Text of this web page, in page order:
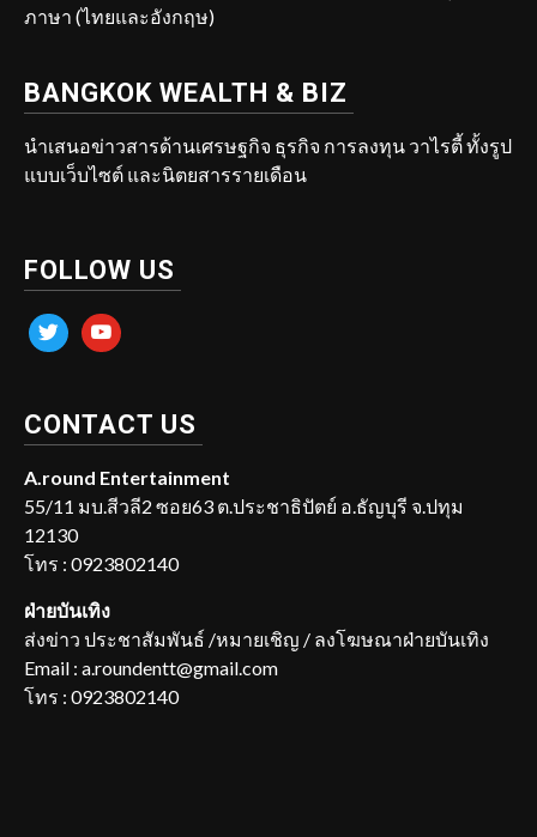
ภาษา (ไทยและอังกฤษ)
BANGKOK WEALTH & BIZ
นำเสนอข่าวสารด้านเศรษฐกิจ ธุรกิจ การลงทุน วาไรตี้ ทั้งรูป
แบบเว็บไซต์ และนิตยสารรายเดือน
FOLLOW US
twitter youtube
CONTACT US
A.round Entertainment
55/11 มบ.สีวลี2 ซอย63 ต.ประชาธิปัตย์ อ.ธัญบุรี จ.ปทุม
12130
โทร : 0923802140
ฝ่ายบันเทิง
ส่งข่าว ประชาสัมพันธ์ /หมายเชิญ / ลงโฆษณาฝ่ายบันเทิง
Email : a.roundentt@gmail.com
โทร : 0923802140